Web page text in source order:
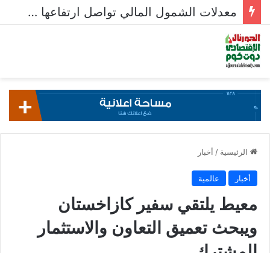
معدلات الشمول المالي تواصل ارتفاعها 79% من المواطنين يمتلكون حسابات نشطة تمكنهم من إجراء معاملات مالية
الرئيسية / أخبار
أخبار عالمية
معيط يلتقي سفير كازاخستان
ويبحث تعميق التعاون والاستثمار